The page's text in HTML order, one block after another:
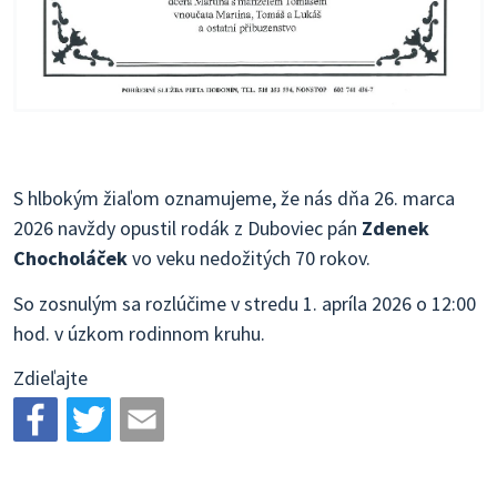
S hlbokým žiaľom oznamujeme, že nás dňa 26. marca
2026 navždy opustil rodák z Duboviec pán Zdenek
Chocholáčekvo veku nedožitých 70 rokov.
So zosnulým sa rozlúčime v stredu 1. apríla 2026 o 12:00
hod. v úzkom rodinnom kruhu.
Zdieľajte